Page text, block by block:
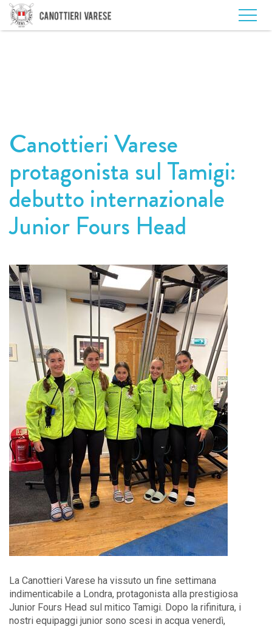
Canottieri Varese
protagonista sul Tamigi:
debutto internazionale
Junior Fours Head
La Canottieri Varese ha vissuto un fine settimana
indimenticabile a Londra, protagonista alla prestigiosa
Junior Fours Head sul mitico Tamigi. Dopo la rifinitura, i
nostri equipaggi junior sono scesi in acqua venerdì,